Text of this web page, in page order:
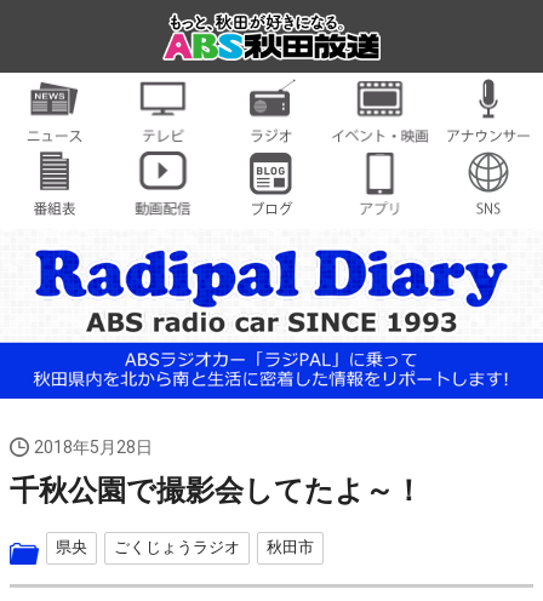
2018年5月28日
千秋公園で撮影会してたよ～！
県央 ごくじょうラジオ 秋田市